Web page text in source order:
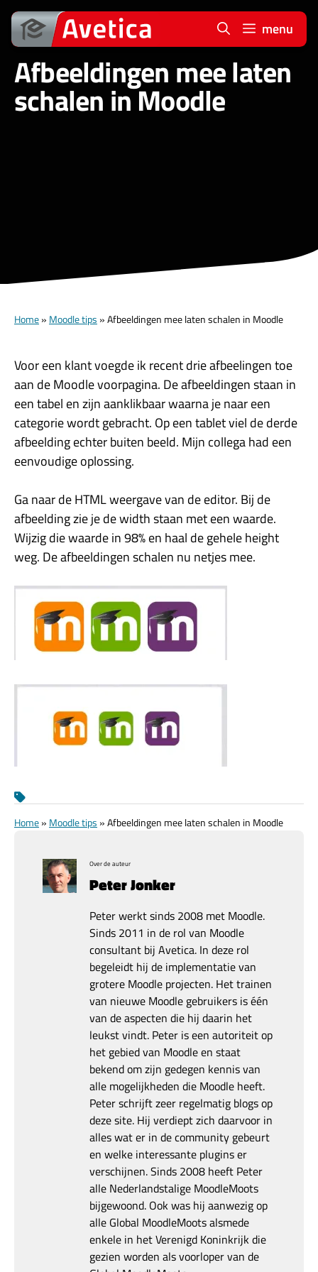
Ga
naar
de
inhoud
menu
Afbeeldingen mee laten
schalen in Moodle
Home» Moodle tips »Afbeeldingen mee laten schalen in Moodle
Voor een klant voegde ik recent drie afbeelingen toe
aan de Moodle voorpagina. De afbeeldingen staan in
een tabel en zijn aanklikbaar waarna je naar een
categorie wordt gebracht. Op een tablet viel de derde
afbeelding echter buiten beeld. Mijn collega had een
eenvoudige oplossing.
Ga naar de HTML weergave van de editor. Bij de
afbeelding zie je de width staan met een waarde.
Wijzig die waarde in 98% en haal de gehele height
weg. De afbeeldingen schalen nu netjes mee.
Home» Moodle tips »Afbeeldingen mee laten schalen in Moodle
Over de auteur
Peter Jonker
Peter werkt sinds 2008 met Moodle.
Sinds 2011 in de rol van Moodle
consultant bij Avetica. In deze rol
begeleidt hij de implementatie van
grotere Moodle projecten. Het trainen
van nieuwe Moodle gebruikers is één
van de aspecten die hij daarin het
leukst vindt. Peter is een autoriteit op
het gebied van Moodle en staat
bekend om zijn gedegen kennis van
alle mogelijkheden die Moodle heeft.
Peter schrijft zeer regelmatig blogs op
deze site. Hij verdiept zich daarvoor in
alles wat er in de community gebeurt
en welke interessante plugins er
verschijnen. Sinds 2008 heeft Peter
alle Nederlandstalige MoodleMoots
bijgewoond. Ook was hij aanwezig op
alle Global MoodleMoots alsmede
enkele in het Verenigd Koninkrijk die
gezien worden als voorloper van de